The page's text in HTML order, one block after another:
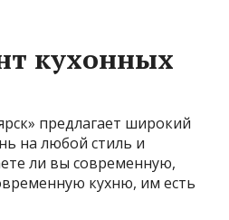
кухонных
предлагает широкий
на любой стиль и
ли вы современную,
кухню, им есть